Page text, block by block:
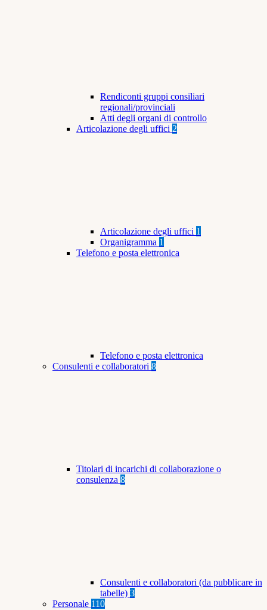
Rendiconti gruppi consiliari
regionali/provinciali
Atti degli organi di controllo
Articolazione degli uffici 2
Articolazione degli uffici 1
Organigramma 1
Telefono e posta elettronica
Telefono e posta elettronica
Consulenti e collaboratori 8
Titolari di incarichi di collaborazione o
consulenza 8
Consulenti e collaboratori (da pubblicare in
tabelle) 3
Personale 110